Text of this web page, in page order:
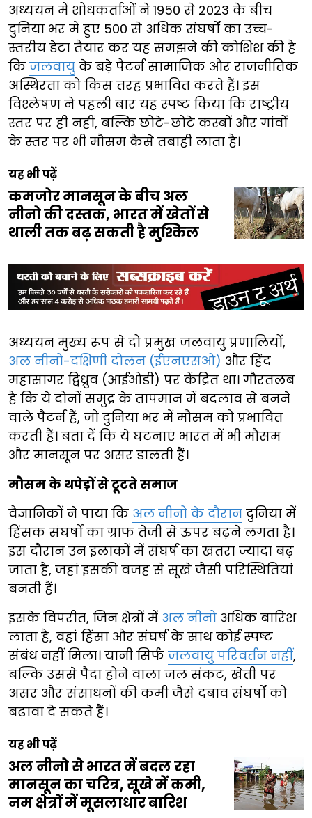
अध्ययन में शोधकर्ताओं ने 1950 से 2023 के बीच
दुनिया भर में हुए 500 से अधिक संघर्षों का उच्च-
स्तरीय डेटा तैयार कर यह समझने की कोशिश की है
कि जलवायु के बड़े पैटर्न सामाजिक और राजनीतिक
अस्थिरता को किस तरह प्रभावित करते हैं। इस
विश्लेषण ने पहली बार यह स्पष्ट किया कि राष्ट्रीय
स्तर पर ही नहीं, बल्कि छोटे-छोटे कस्बों और गांवों
के स्तर पर भी मौसम कैसे तबाही लाता है।
यह भी पढ़ें
कमजोर मानसून के बीच अल
नीनो की दस्तक, भारत में खेतों से
थाली तक बढ़ सकती है मुश्किल
अध्ययन मुख्य रूप से दो प्रमुख जलवायु प्रणालियों,
अल नीनो-दक्षिणी दोलन (ईएनएसओ) और हिंद
महासागर द्विध्रुव (आईओडी) पर केंद्रित था। गौरतलब
है कि ये दोनों समुद्र के तापमान में बदलाव से बनने
वाले पैटर्न हैं, जो दुनिया भर में मौसम को प्रभावित
करती हैं। बता दें कि ये घटनाएं भारत में भी मौसम
और मानसून पर असर डालती हैं।
मौसम के थपेड़ों से टूटते समाज
वैज्ञानिकों ने पाया कि अल नीनो के दौरान दुनिया में
हिंसक संघर्षों का ग्राफ तेजी से ऊपर बढ़ने लगता है।
इस दौरान उन इलाकों में संघर्ष का खतरा ज्यादा बढ़
जाता है, जहां इसकी वजह से सूखे जैसी परिस्थितियां
बनती हैं।
इसके विपरीत, जिन क्षेत्रों में अल नीनो अधिक बारिश
लाता है, वहां हिंसा और संघर्ष के साथ कोई स्पष्ट
संबंध नहीं मिला। यानी सिर्फ जलवायु परिवर्तन नहीं,
बल्कि उससे पैदा होने वाला जल संकट, खेती पर
असर और संसाधनों की कमी जैसे दबाव संघर्षों को
बढ़ावा दे सकते हैं।
यह भी पढ़ें
अल नीनो से भारत में बदल रहा
मानसून का चरित्र, सूखे में कमी,
नम क्षेत्रों में मूसलाधार बारिश